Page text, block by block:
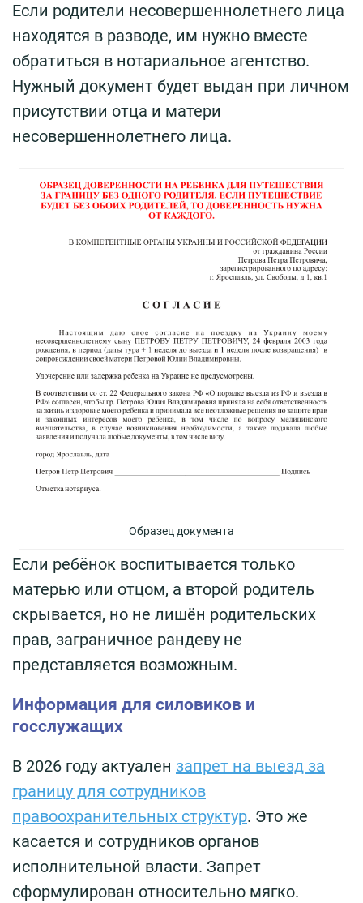
Если родители несовершеннолетнего лица
находятся в разводе, им нужно вместе
обратиться в нотариальное агентство.
Нужный документ будет выдан при личном
присутствии отца и матери
несовершеннолетнего лица.
Образец документа
Если ребёнок воспитывается только
матерью или отцом, а второй родитель
скрывается, но не лишён родительских
прав, заграничное рандеву не
представляется возможным.
Информация для силовиков и
госслужащих
В 2026 году актуален запрет на выезд за
границу для сотрудников
правоохранительных структур. Это же
касается и сотрудников органов
исполнительной власти. Запрет
сформулирован относительно мягко.